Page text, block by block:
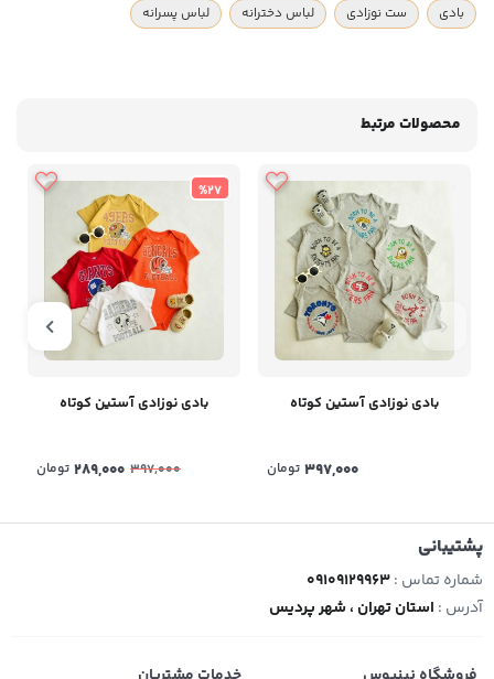
بادی
ست نوزادی لباس دخترانه لباس پسرانه
محصولات مرتبط
بادی نوزادی آستین کوتاه
397,000 تومان
%27
بادی نوزادی آستین کوتاه
397,000
289,000 تومان
پشتیبانی
شماره تماس :09109129963
آدرس : استان تهران ، شهر پردیس